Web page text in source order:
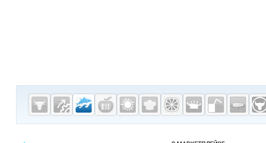
Дополнительная информация
Cсылки на полезные проекты
Fishretail.ru —
рыба,